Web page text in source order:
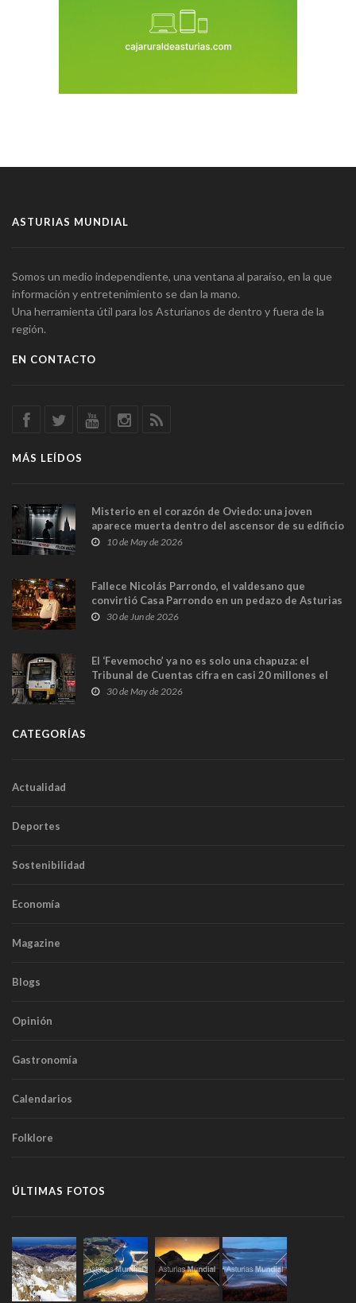
ASTURIAS MUNDIAL
Somos un medio independiente, una ventana al paraíso, en la que
información y entretenimiento se dan la mano.
Una herramienta útil para los Asturianos de dentro y fuera de la
región.
EN CONTACTO
MÁS LEÍDOS
Misterio en el corazón de Oviedo: una joven
aparece muerta dentro del ascensor de su edificio
y las cámaras captan sus últimos minutos
10 de May de 2026
Fallece Nicolás Parrondo, el valdesano que
convirtió Casa Parrondo en un pedazo de Asturias
en Madrid
30 de Jun de 2026
El ‘Fevemocho’ ya no es solo una chapuza: el
Tribunal de Cuentas cifra en casi 20 millones el
sobrecoste de los trenes que no cabían por los
30 de May de 2026
CATEGORÍAS
Actualidad
Deportes
Sostenibilidad
Economía
Magazine
Blogs
Opinión
Gastronomía
Calendarios
Folklore
ÚLTIMAS FOTOS